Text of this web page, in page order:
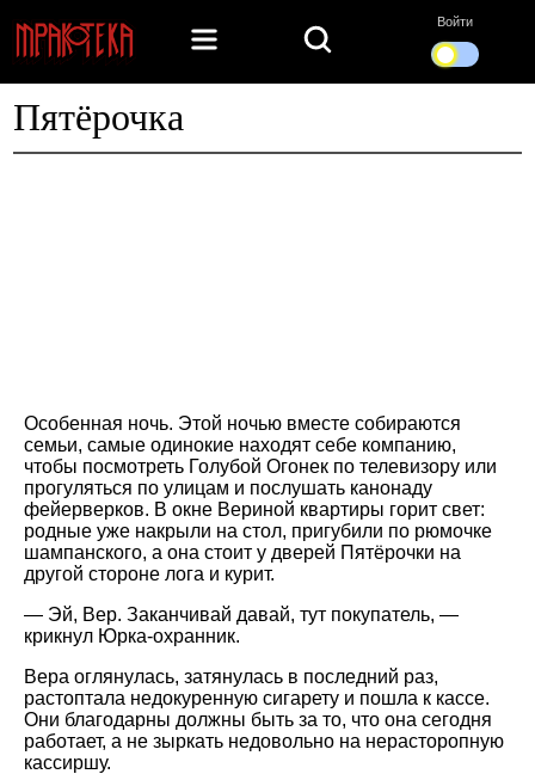
Войти
Пятёрочка
Особенная ночь. Этой ночью вместе собираются
семьи, самые одинокие находят себе компанию,
чтобы посмотреть Голубой Огонек по телевизору или
прогуляться по улицам и послушать канонаду
фейерверков. В окне Вериной квартиры горит свет:
родные уже накрыли на стол, пригубили по рюмочке
шампанского, а она стоит у дверей Пятёрочки на
другой стороне лога и курит.
— Эй, Вер. Заканчивай давай, тут покупатель, —
крикнул Юрка-охранник.
Вера оглянулась, затянулась в последний раз,
растоптала недокуренную сигарету и пошла к кассе.
Они благодарны должны быть за то, что она сегодня
работает, а не зыркать недовольно на нерасторопную
кассиршу.